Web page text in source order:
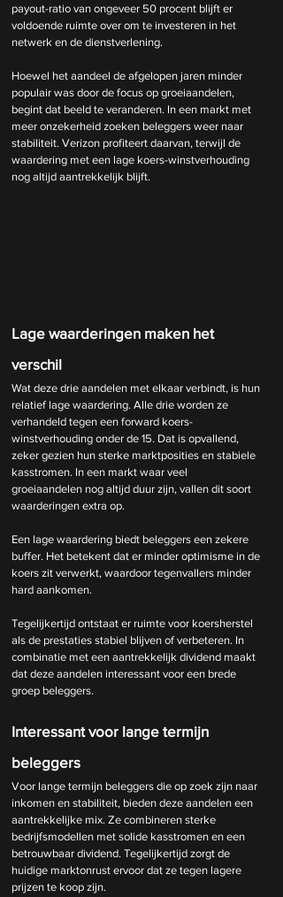
payout-ratio van ongeveer 50 procent blijft er
voldoende ruimte over om te investeren in het
netwerk en de dienstverlening.
Hoewel het aandeel de afgelopen jaren minder
populair was door de focus op groeiaandelen,
begint dat beeld te veranderen. In een markt met
meer onzekerheid zoeken beleggers weer naar
stabiliteit. Verizon profiteert daarvan, terwijl de
waardering met een lage koers-winstverhouding
nog altijd aantrekkelijk blijft.
Lage waarderingen maken het
verschil
Wat deze drie aandelen met elkaar verbindt, is hun
relatief lage waardering. Alle drie worden ze
verhandeld tegen een forward koers-
winstverhouding onder de 15. Dat is opvallend,
zeker gezien hun sterke marktposities en stabiele
kasstromen. In een markt waar veel
groeiaandelen nog altijd duur zijn, vallen dit soort
waarderingen extra op.
Een lage waardering biedt beleggers een zekere
buffer. Het betekent dat er minder optimisme in de
koers zit verwerkt, waardoor tegenvallers minder
hard aankomen.
Tegelijkertijd ontstaat er ruimte voor koersherstel
als de prestaties stabiel blijven of verbeteren. In
combinatie met een aantrekkelijk dividend maakt
dat deze aandelen interessant voor een brede
groep beleggers.
Interessant voor lange termijn
beleggers
Voor lange termijn beleggers die op zoek zijn naar
inkomen en stabiliteit, bieden deze aandelen een
aantrekkelijke mix. Ze combineren sterke
bedrijfsmodellen met solide kasstromen en een
betrouwbaar dividend. Tegelijkertijd zorgt de
huidige marktonrust ervoor dat ze tegen lagere
prijzen te koop zijn.